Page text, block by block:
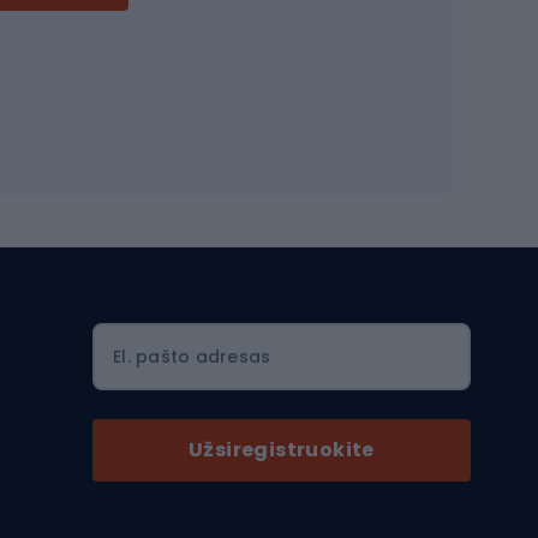
Ski touring slidės
Ski touring batai
Slidinėjimas
El. pašto adresas
Užsiregistruokite